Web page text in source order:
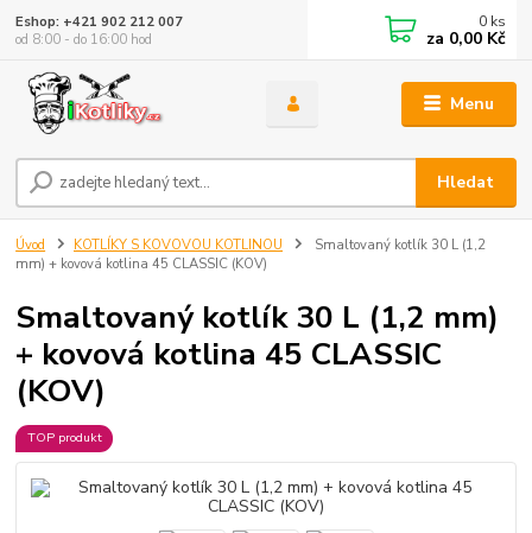
Menu
Hledat
Eshop: +421 902 212 007
od 8:00 - do 16:00 hod
0 ks
za 0,00 Kč
Úvod KOTLÍKY S KOVOVOU KOTLINOU
Smaltovaný kotlík 30 L (1,2
mm) + kovová kotlina 45 CLASSIC (KOV)
Smaltovaný kotlík 30 L (1,2 mm)
+ kovová kotlina 45 CLASSIC
(KOV)
TOP produkt